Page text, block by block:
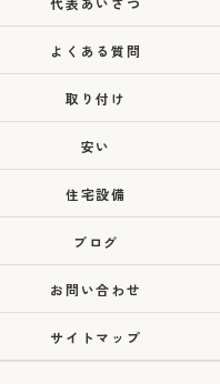
よくある質問
取り付け
安い
住宅設備
ブログ
お問い合わせ
サイトマップ